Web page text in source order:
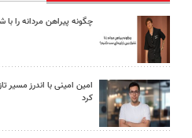
چگونه پیراهن مردانه را
امین امینی با اندرز
کرد